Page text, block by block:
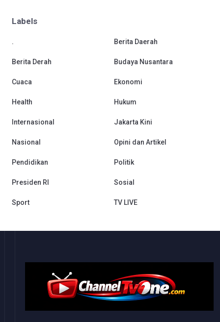
Labels
. Berita Daerah
Berita Derah Budaya Nusantara
Cuaca Ekonomi
Health Hukum
Internasional Jakarta Kini
Nasional Opini dan Artikel
Pendidikan Politik
Presiden RI Sosial
Sport TV LIVE